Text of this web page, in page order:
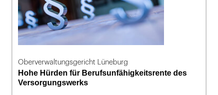
Oberverwaltungsgericht Lüneburg
Hohe Hürden für Berufsunfähigkeitsrente des
Versorgungswerks